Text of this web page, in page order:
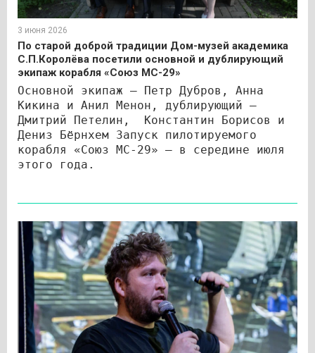
3 июня 2026
По старой доброй традиции Дом-музей академика
С.П.Королёва посетили основной и дублирующий
экипаж корабля «Союз МС-29»
Основной экипаж – Петр Дубров, Анна
Кикина и Анил Менон, дублирующий –
Дмитрий Петелин, Константин Борисов и
Дениз Бёрнхем Запуск пилотируемого
корабля «Союз МС-29» — в середине июля
этого года.